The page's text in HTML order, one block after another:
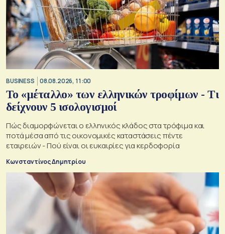
BUSINESS 08.08.2026, 11:00
Το «μέταλλο» των ελληνικών τροφίμων - Τι
δείχνουν 5 ισολογισμοί
Πώς διαμορφώνεται ο ελληνικός κλάδος στα τρόφιμα και
ποτά μέσα από τις οικονομικές καταστάσεις πέντε
εταιρειών - Πού είναι οι ευκαιρίες για κερδοφορία
Κωνσταντίνος Δημητρίου